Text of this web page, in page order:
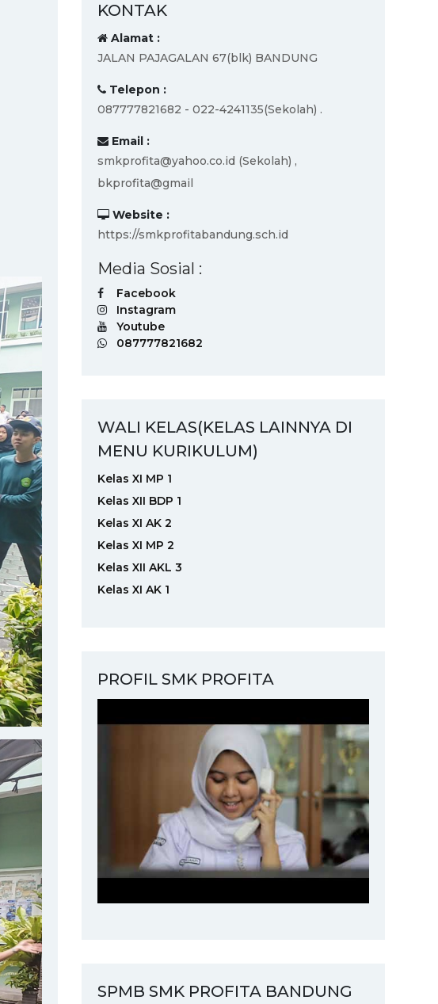
KONTAK
Alamat :
JALAN PAJAGALAN 67(blk) BANDUNG
Telepon :
087777821682 - 022-4241135(Sekolah) .
Email :
smkprofita@yahoo.co.id (Sekolah) ,
bkprofita@gmail
Website :
https://smkprofitabandung.sch.id
Media Sosial :
Facebook
Instagram
Youtube
087777821682
WALI KELAS(KELAS LAINNYA DI
MENU KURIKULUM)
Kelas XI MP 1
Kelas XII BDP 1
Kelas XI AK 2
Kelas XI MP 2
Kelas XII AKL 3
Kelas XI AK 1
PROFIL SMK PROFITA
SPMB SMK PROFITA BANDUNG